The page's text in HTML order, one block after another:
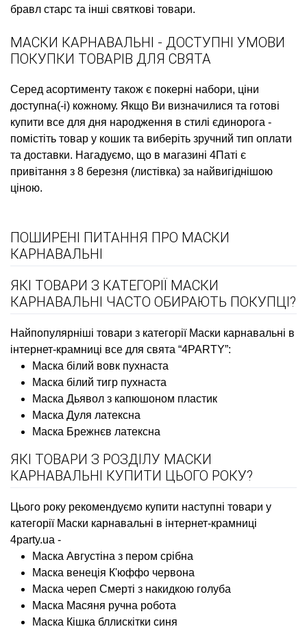
бравл старс та інші святкові товари.
МАСКИ КАРНАВАЛЬНІ - ДОСТУПНІ УМОВИ
ПОКУПКИ ТОВАРІВ ДЛЯ СВЯТА
Серед асортименту також є покерні набори, ціни
доступна(-і) кожному. Якщо Ви визначилися та готові
купити все для дня народження в стилі єдинорога -
помістіть товар у кошик та виберіть зручний тип оплати
та доставки. Нагадуємо, що в магазині 4Паті є
привітання з 8 березня (листівка) за найвигіднішою
ціною.
ПОШИРЕНІ ПИТАННЯ ПРО МАСКИ
КАРНАВАЛЬНІ
ЯКІ ТОВАРИ З КАТЕГОРІЇ МАСКИ
КАРНАВАЛЬНІ ЧАСТО ОБИРАЮТЬ ПОКУПЦІ?
Найпопулярніші товари з категорії Маски карнавальні в
інтернет-крамниці все для свята “4PARTY”:
Маска білий вовк пухнаста
Маска білий тигр пухнаста
Маска Дьявол з капюшоном пластик
Маска Дуля латексна
Маска Брежнєв латексна
ЯКІ ТОВАРИ З РОЗДІЛУ МАСКИ
КАРНАВАЛЬНІ КУПИТИ ЦЬОГО РОКУ?
Цього року рекомендуємо купити наступні товари у
категорії Маски карнавальні в інтернет-крамниці
4party.ua -
Маска Августіна з пером срібна
Маска венеція К'юффо червона
Маска череп Смерті з накидкою голуба
Маска Масяня ручна робота
Маска Кішка бллискітки синя